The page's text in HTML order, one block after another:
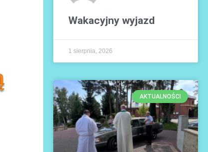
Wakacyjny wyjazd
1 sierpnia, 2026
AKTUALNOŚCI